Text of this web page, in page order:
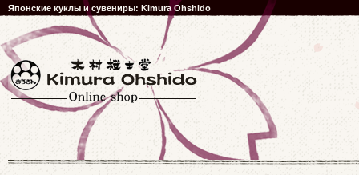
Японские куклы и сувениры: Kimura Ohshido